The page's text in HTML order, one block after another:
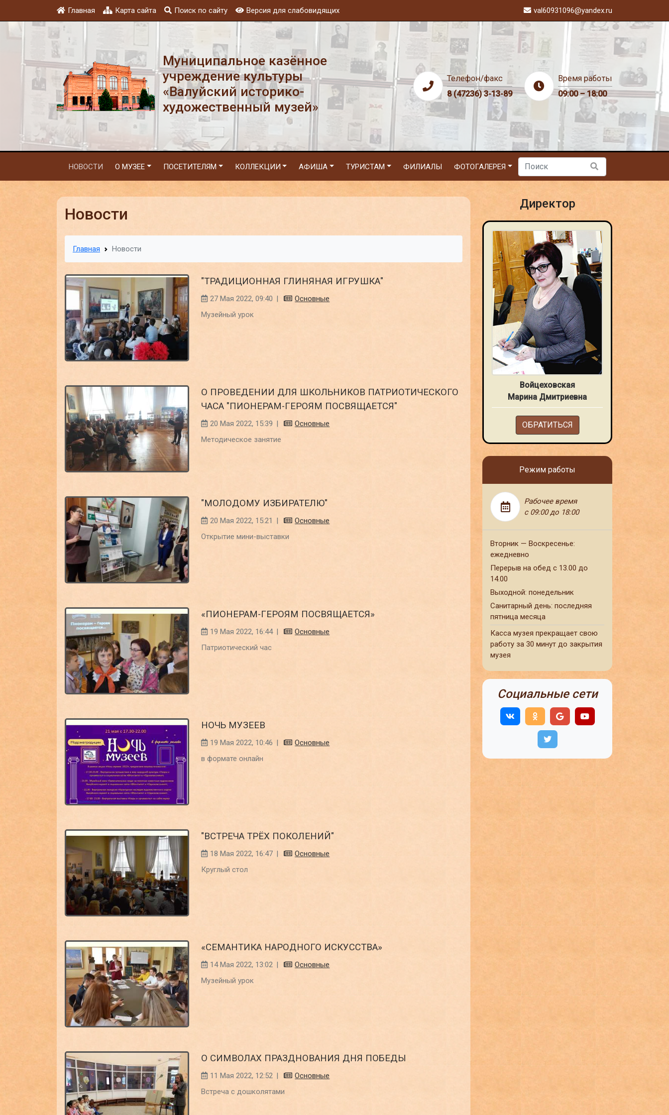
Главная Карта сайта Поиск по сайту Версия для слабовидящих val60931096@yandex.ru
Муниципальное казённое
учреждение культуры
«Валуйский историко-
художественный музей»
Телефон/факс
8 (47236) 3-13-89
Время работы
09:00 – 18:00
НОВОСТИ О МУЗЕЕ ПОСЕТИТЕЛЯМ КОЛЛЕКЦИИ АФИША ТУРИСТАМ ФИЛИАЛЫ ФОТОГАЛЕРЕЯ
Новости
Главная Новости
"ТРАДИЦИОННАЯ ГЛИНЯНАЯ ИГРУШКА"
27 Мая 2022, 09:40 |
Основные
Музейный урок
О ПРОВЕДЕНИИ ДЛЯ ШКОЛЬНИКОВ ПАТРИОТИЧЕСКОГО
ЧАСА "ПИОНЕРАМ-ГЕРОЯМ ПОСВЯЩАЕТСЯ"
20 Мая 2022, 15:39 |
Основные
Методическое занятие
"МОЛОДОМУ ИЗБИРАТЕЛЮ"
20 Мая 2022, 15:21 |
Основные
Открытие мини-выставки
«ПИОНЕРАМ-ГЕРОЯМ ПОСВЯЩАЕТСЯ»
19 Мая 2022, 16:44 |
Основные
Патриотический час
НОЧЬ МУЗЕЕВ
19 Мая 2022, 10:46 |
Основные
в формате онлайн
"ВСТРЕЧА ТРЁХ ПОКОЛЕНИЙ"
18 Мая 2022, 16:47 |
Основные
Круглый стол
«СЕМАНТИКА НАРОДНОГО ИСКУССТВА»
14 Мая 2022, 13:02 |
Основные
Музейный урок
О СИМВОЛАХ ПРАЗДНОВАНИЯ ДНЯ ПОБЕДЫ
11 Мая 2022, 12:52 |
Основные
Встреча с дошколятами
Директор
Войцеховская
Марина Дмитриевна
ОБРАТИТЬСЯ
Режим работы
Рабочее время
с 09:00 до 18:00
Вторник — Воскресенье:
ежедневно
Перерыв на обед с 13.00 до
14.00
Выходной: понедельник
Санитарный день: последняя
пятница месяца
Касса музея прекращает свою
работу за 30 минут до закрытия
музея
Социальные сети